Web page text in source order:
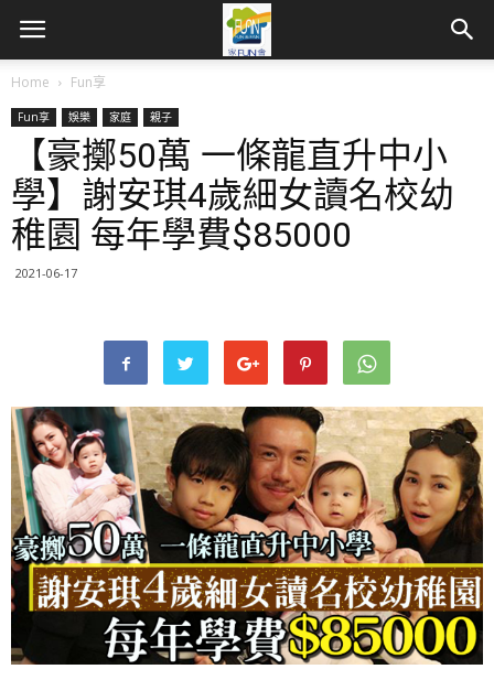
Home Fun享
Fun享 娛樂 家庭 親子
【豪擲50萬 一條龍直升中小
學】謝安琪4歲細女讀名校幼
稚園 每年學費$85000
2021-06-17